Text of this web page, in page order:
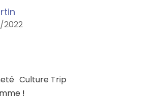
2022
Culture Trip
!